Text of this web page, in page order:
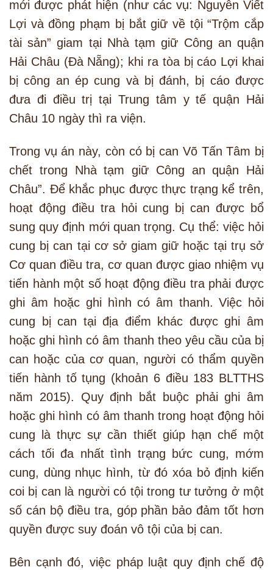
mới được phát hiện (như các vụ: Nguyễn Viết
Lợi và đồng phạm bị bắt giữ về tội “Trộm cắp
tài sản” giam tại Nhà tạm giữ Công an quận
Hải Châu (Đà Nẵng); khi ra tòa bị cáo Lợi khai
bị công an ép cung và bị đánh, bị cáo được
đưa đi điều trị tại Trung tâm y tế quận Hải
Châu 10 ngày thì ra viện.
Trong vụ án này, còn có bị can Võ Tấn Tâm bị
chết trong Nhà tạm giữ Công an quận Hải
Châu”. Để khắc phục được thực trạng kể trên,
hoạt động điều tra hỏi cung bị can được bổ
sung quy định mới quan trọng. Cụ thể: việc hỏi
cung bị can tại cơ sở giam giữ hoặc tại trụ sở
Cơ quan điều tra, cơ quan được giao nhiệm vụ
tiến hành một số hoạt động điều tra phải được
ghi âm hoặc ghi hình có âm thanh. Việc hỏi
cung bị can tại địa điểm khác được ghi âm
hoặc ghi hình có âm thanh theo yêu cầu của bị
can hoặc của cơ quan, người có thẩm quyền
tiến hành tố tụng (khoản 6 điều 183 BLTTHS
năm 2015). Quy định bắt buộc phải ghi âm
hoặc ghi hình có âm thanh trong hoạt động hỏi
cung là thực sự cần thiết giúp hạn chế một
cách tối đa nhất tình trạng bức cung, mớm
cung, dùng nhục hình, từ đó xóa bỏ định kiến
coi bị can là người có tội trong tư tưởng ở một
số cán bộ điều tra, góp phần bảo đảm tốt hơn
quyền được suy đoán vô tội của bị can.
Bên cạnh đó, việc pháp luật quy định chế độ